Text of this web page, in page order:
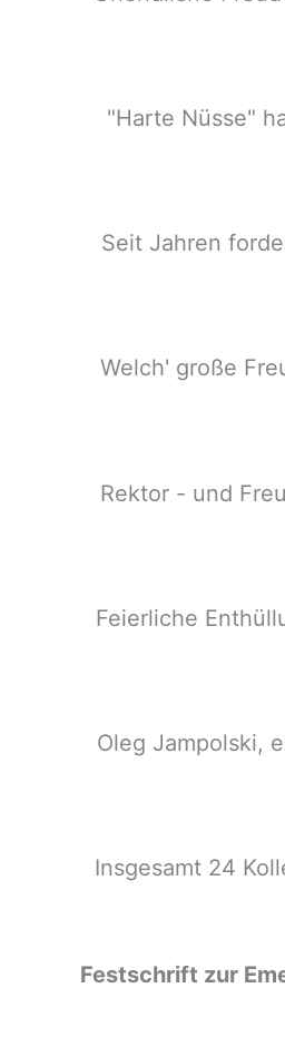
"Harte Nüsse"
Seit Jahren
Welch' große
Rektor - und
Feierliche
Oleg Jampolski,
Insgesamt 24
Festschrift zur